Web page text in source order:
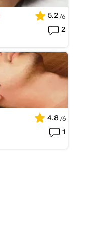
5.2
2
4.8
1